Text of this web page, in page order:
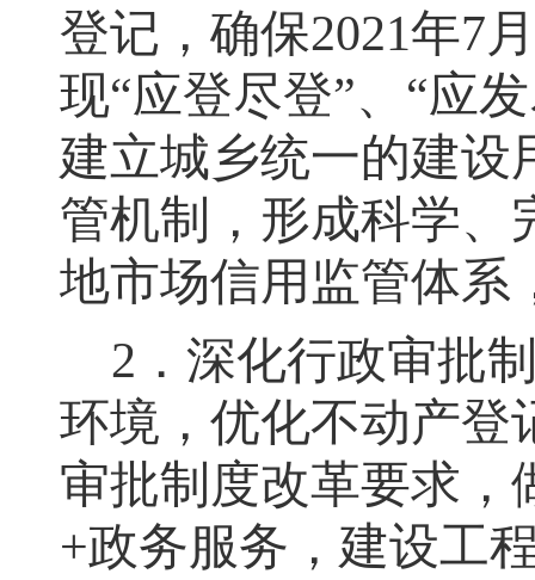
登记 ， 确保2021年7
现“应登尽登”、“应
建立城乡统一的建设
管机制，形成科学、
地市场信用监管体系
2 ．深化行政审批
环境 ， 优化不动产登
审批制度改革要求 ，
+政务服务 ， 建设工